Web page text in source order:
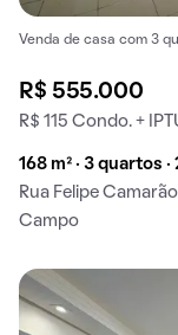
Venda de casa com 3
R$ 555.000
R$ 115 Condo. +
168 m² · 3 quartos ·
Rua Felipe
Campo